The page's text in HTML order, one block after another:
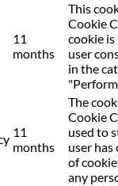
11
months
This
Cookie
cookie
user
in the
11
months
The
Cookie
used to
user
of
any